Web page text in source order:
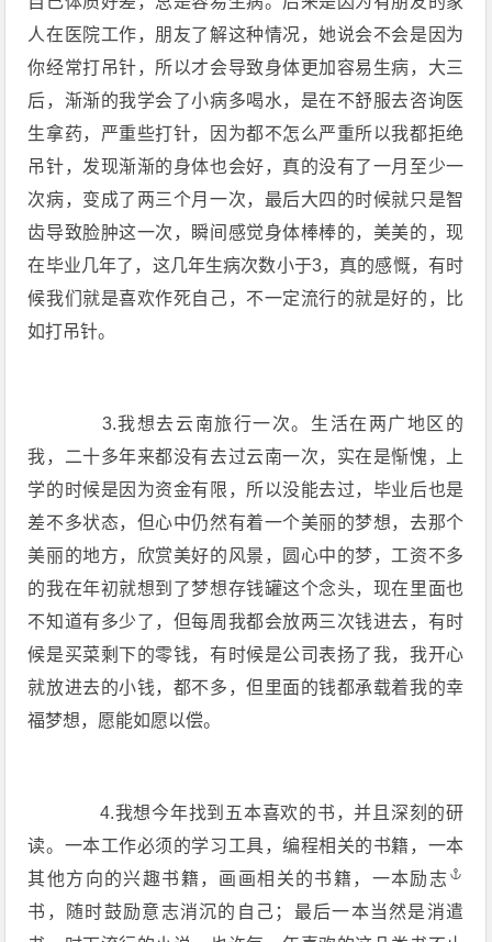
人在医院工作，朋友了解这种情况，她说会不会是因为
你经常打吊针，所以才会导致身体更加容易生病，大三
后，渐渐的我学会了小病多喝水，是在不舒服去咨询医
生拿药，严重些打针，因为都不怎么严重所以我都拒绝
吊针，发现渐渐的身体也会好，真的没有了一月至少一
次病，变成了两三个月一次，最后大四的时候就只是智
齿导致脸肿这一次，瞬间感觉身体棒棒的，美美的，现
在毕业几年了，这几年生病次数小于3，真的感慨，有时
候我们就是喜欢作死自己，不一定流行的就是好的，比
如打吊针。
3.我想去云南旅行一次。生活在两广地区的
我，二十多年来都没有去过云南一次，实在是惭愧，上
学的时候是因为资金有限，所以没能去过，毕业后也是
差不多状态，但心中仍然有着一个美丽的梦想，去那个
美丽的地方，欣赏美好的风景，圆心中的梦，工资不多
的我在年初就想到了梦想存钱罐这个念头，现在里面也
不知道有多少了，但每周我都会放两三次钱进去，有时
候是买菜剩下的零钱，有时候是公司表扬了我，我开心
就放进去的小钱，都不多，但里面的钱都承载着我的幸
福梦想，愿能如愿以偿。
4.我想今年找到五本喜欢的书，并且深刻的研
读。一本工作必须的学习工具，编程相关的书籍，一本
其他方向的兴趣书籍，画画相关的书籍，一本励志
书，随时鼓励意志消沉的自己；最后一本当然是消遣